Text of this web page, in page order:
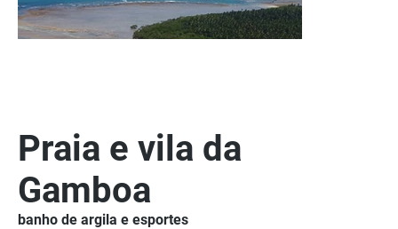
Praia e vila da
Gamboa
banho de argila e esportes